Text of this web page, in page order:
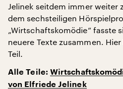
Jelinek seitdem immer weiter
dem sechsteiligen
„Wirtschaftskomödie” fasste
neuere Texte zusammen.
Teil.
Alle Teile:
von Elfriede Jelinek